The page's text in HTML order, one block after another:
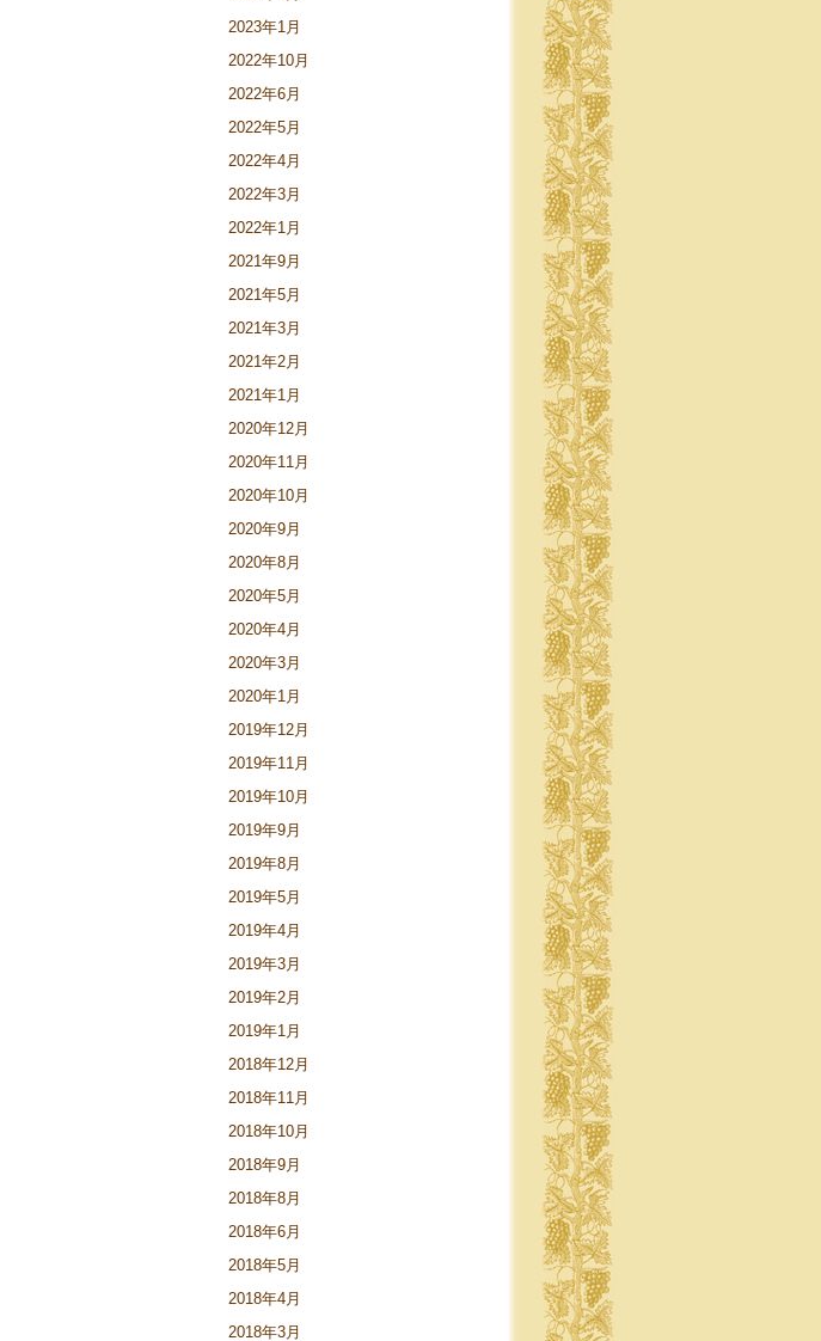
2023年1月
2022年10月
2022年6月
2022年5月
2022年4月
2022年3月
2022年1月
2021年9月
2021年5月
2021年3月
2021年2月
2021年1月
2020年12月
2020年11月
2020年10月
2020年9月
2020年8月
2020年5月
2020年4月
2020年3月
2020年1月
2019年12月
2019年11月
2019年10月
2019年9月
2019年8月
2019年5月
2019年4月
2019年3月
2019年2月
2019年1月
2018年12月
2018年11月
2018年10月
2018年9月
2018年8月
2018年6月
2018年5月
2018年4月
2018年3月